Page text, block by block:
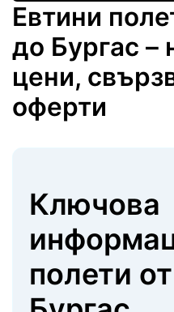
Евтини
до Бургас –
цени,
оферти
Ключова
полети от